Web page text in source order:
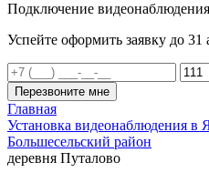
Подключение
Успейте оформить заявку до 31
Перезвоните мне
Главная
Установка видеонаблюдения в
Большесельский район
деревня Путалово